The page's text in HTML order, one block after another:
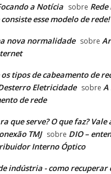
a Notícia sobre
esse modelo de rede!
nova normalidade sobre
tipos de cabeamento de
Eletricidade sobre A
de rede
que serve? O que faz?
TMJ sobre DIO –
Interno Óptico
indústria - como recuperar